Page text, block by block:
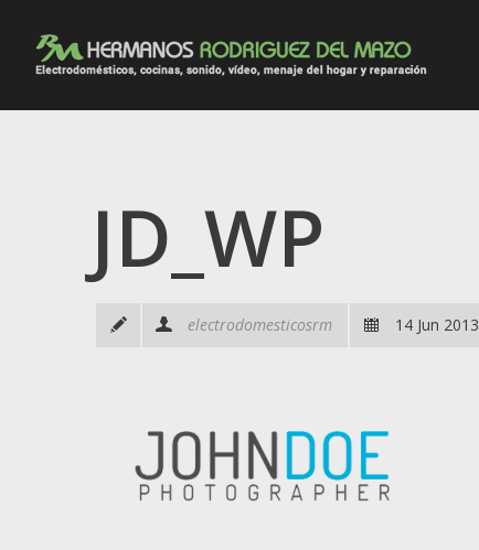
JD_WP
electrodomesticosrm 14 Jun 2013